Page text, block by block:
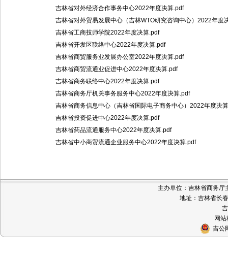
吉林省对外经济合作事务中心2022年度决算.pdf
吉林省对外贸易发展中心（吉林WTO研究咨询中心）2022年度
吉林省工商技师学院2022年度决算.pdf
吉林省开发区联络中心2022年度决算.pdf
吉林省商贸服务业发展办公室2022年度决算.pdf
吉林省商贸流通业促进中心2022年度决算.pdf
吉林省商务联络中心2022年度决算.pdf
吉林省商务厅机关事务服务中心2022年度决算.pdf
吉林省商务信息中心（吉林省国际电子商务中心）2022年度决
吉林省投资促进中心2022年度决算.pdf
吉林省药品流通服务中心2022年度决算.pdf
吉林省中小商贸流通企业服务中心2022年度决算.pdf
主办单位：吉林省商务
地址：吉林省长
网
吉公